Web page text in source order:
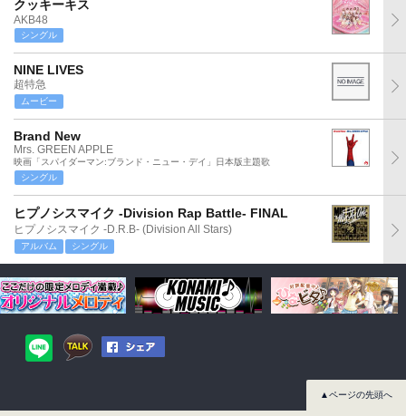
クッキーキス
AKB48
シングル
NINE LIVES
超特急
ムービー
Brand New
Mrs. GREEN APPLE
映画「スパイダーマン:ブランド・ニュー・デイ」日本版主題歌
シングル
ヒプノシスマイク -Division Rap Battle- FINAL
ヒプノシスマイク -D.R.B- (Division All Stars)
アルバム シングル
▲ページの先頭へ